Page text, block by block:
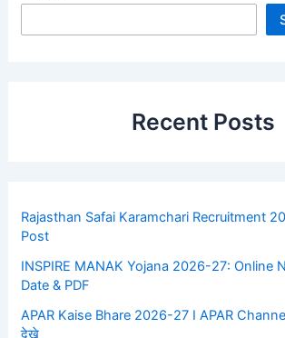
Recent Posts
Rajasthan Safai Karamchari Recruitment
Post
INSPIRE MANAK Yojana 2026-27: Online
Date & PDF
APAR Kaise Bhare 2026-27 I APAR
देखे